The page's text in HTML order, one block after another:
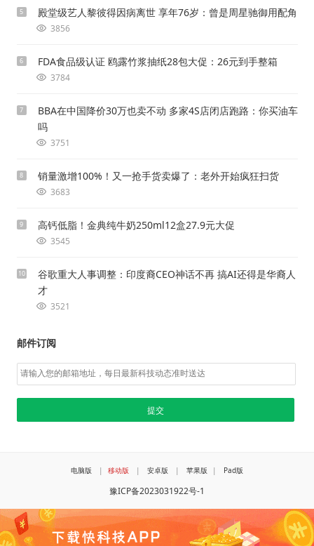
5 殿堂级艺人黎彼得因病离世 享年76岁：曾是周星驰御用配角
3856
6 FDA食品级认证 鸥露竹浆抽纸28包大促：26元到手整箱
3784
7
BBA在中国降价30万也卖不动 多家4S店闭店跑路：你买油车
吗
3751
8 销量激增100%！又一抢手货卖爆了：老外开始疯狂扫货
3683
9 高钙低脂！金典纯牛奶250ml12盒27.9元大促
3545
10
谷歌重大人事调整：印度裔CEO神话不再 搞AI还得是华裔人
才
3521
邮件订阅
电脑版 | 移动版 | 安卓版 | 苹果版 | Pad版
豫ICP备2023031922号-1